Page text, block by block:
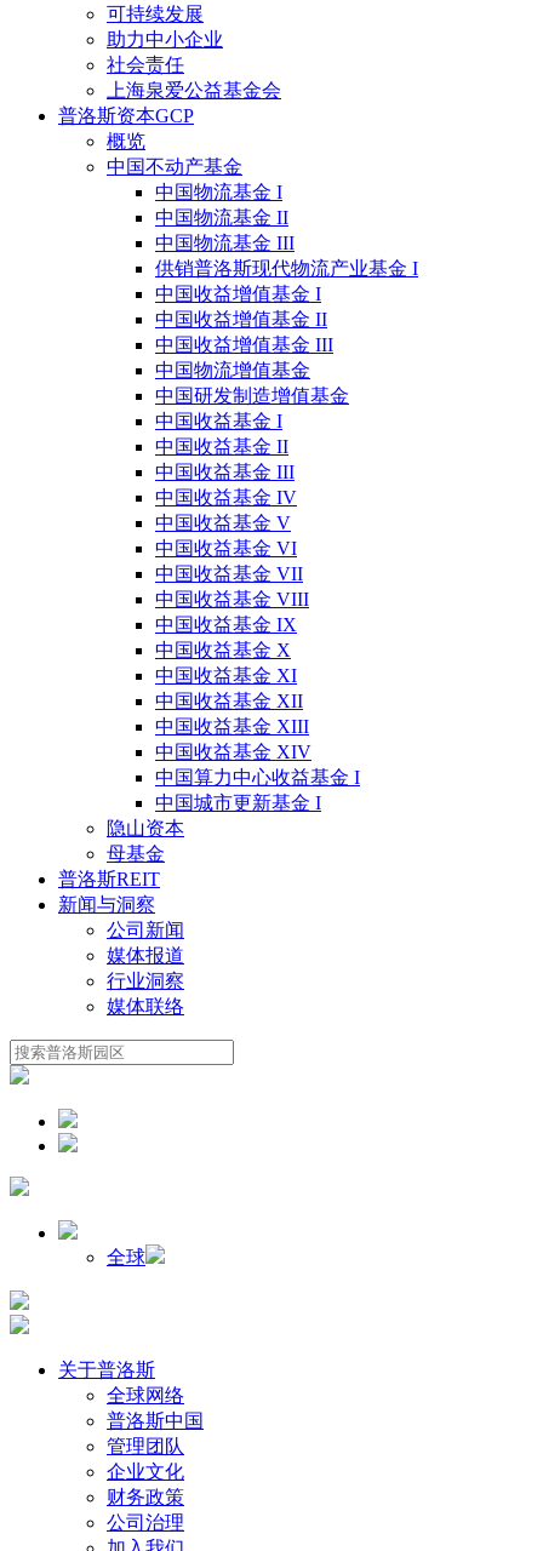
可持续发展
助力中小企业
社会责任
上海泉爱公益基金会
普洛斯资本GCP
概览
中国不动产基金
中国物流基金 I
中国物流基金 II
中国物流基金 III
供销普洛斯现代物流产业基金 I
中国收益增值基金 I
中国收益增值基金 II
中国收益增值基金 III
中国物流增值基金
中国研发制造增值基金
中国收益基金 I
中国收益基金 II
中国收益基金 III
中国收益基金 IV
中国收益基金 V
中国收益基金 VI
中国收益基金 VII
中国收益基金 VIII
中国收益基金 IX
中国收益基金 X
中国收益基金 XI
中国收益基金 XII
中国收益基金 XIII
中国收益基金 XIV
中国算力中心收益基金 I
中国城市更新基金 I
隐山资本
母基金
普洛斯REIT
新闻与洞察
公司新闻
媒体报道
行业洞察
媒体联络
全球
关于普洛斯
全球网络
普洛斯中国
管理团队
企业文化
财务政策
公司治理